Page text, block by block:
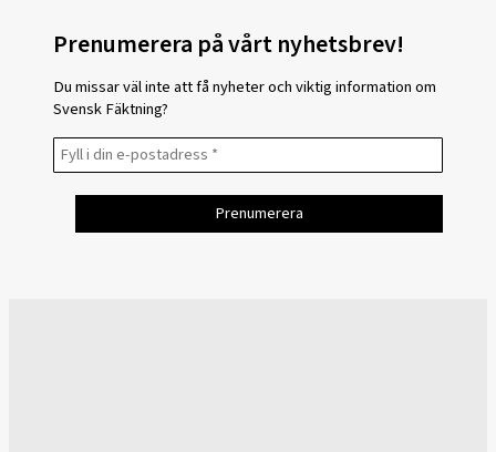
Prenumerera på vårt nyhetsbrev!
Du missar väl inte att få nyheter och viktig information om
Svensk Fäktning?